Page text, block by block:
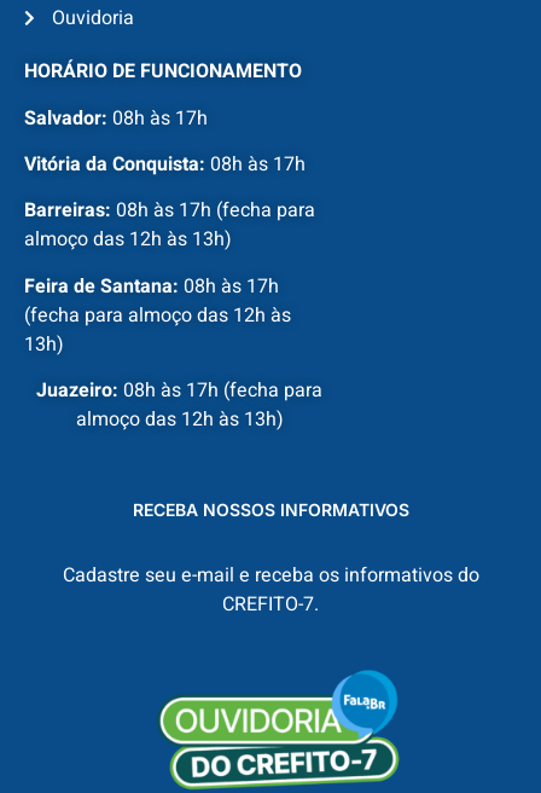
Ouvidoria
HORÁRIO DE FUNCIONAMENTO
Salvador: 08h às 17h
Vitória da Conquista: 08h às 17h
Barreiras: 08h às 17h (fecha para
almoço das 12h às 13h)
Feira de Santana: 08h às 17h
(fecha para almoço das 12h às
13h)
Juazeiro: 08h às 17h (fecha para
almoço das 12h às 13h)
RECEBA NOSSOS INFORMATIVOS
Cadastre seu e-mail e receba os informativos do
CREFITO-7.